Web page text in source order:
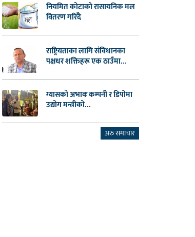
नियमित कोटाको रासायनिक मल
वितरण गरिँदै
राष्ट्रियताका लागि संविधानका
पक्षधर शक्तिहरू एक ठाउँमा...
ग्यासको अभावः कम्पनी र डिपोमा
उद्योग मन्त्रीको...
अरु समाचार